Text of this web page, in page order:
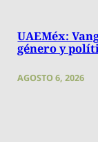
UAEMéx:
género y
AGOSTO 6, 2026